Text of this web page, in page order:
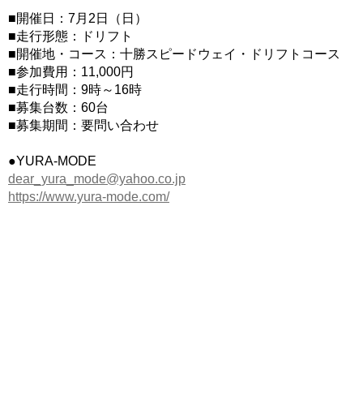
■開催日：7月2日（日）
■走行形態：ドリフト
■開催地・コース：十勝スピードウェイ・ドリフトコース
■参加費用：11,000円
■走行時間：9時～16時
■募集台数：60台
■募集期間：要問い合わせ
●YURA-MODE
dear_yura_mode@yahoo.co.jp
https://www.yura-mode.com/